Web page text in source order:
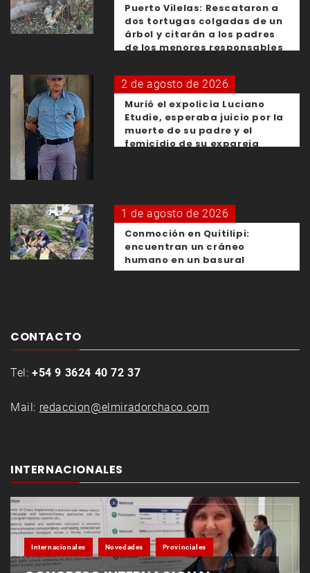
Puerto Vilelas: Rescataron a
dos tortugas colgadas de un
árbol y citarán a los padres
de los menores responsables
2 de agosto de 2026
Murió el expolicía Luciano
Etudie, esperaba juicio por la
muerte de su padre y el
femicidio de su expareja
1 de agosto de 2026
Conmoción en Quitilipi:
encuentran un cráneo
humano en un basural
CONTACTO
Tel: +54 9 3624 40 72 37
Mail: redaccion@elmiradorchaco.com
INTERNACIONALES
Internacionales Novedades Provinciales